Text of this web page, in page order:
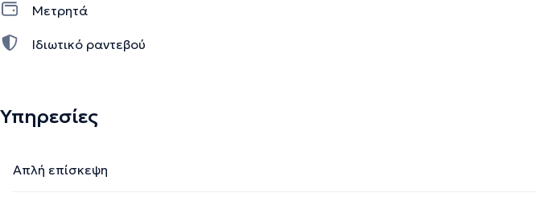
Μετρητά
Ιδιωτικό ραντεβού
Υπηρεσίες
Απλή επίσκεψη